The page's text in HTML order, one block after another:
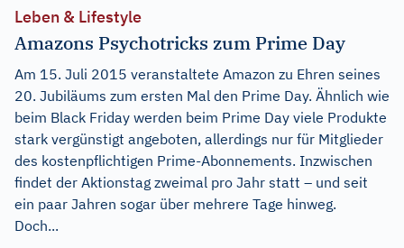
Leben & Lifestyle
Amazons Psychotricks zum Prime Day
Am 15. Juli 2015 veranstaltete Amazon zu Ehren seines
20. Jubiläums zum ersten Mal den Prime Day. Ähnlich wie
beim Black Friday werden beim Prime Day viele Produkte
stark vergünstigt angeboten, allerdings nur für Mitglieder
des kostenpflichtigen Prime-Abonnements. Inzwischen
findet der Aktionstag zweimal pro Jahr statt – und seit
ein paar Jahren sogar über mehrere Tage hinweg.
Doch...